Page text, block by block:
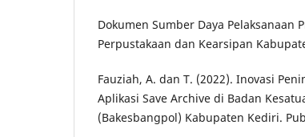
Dokumen Sumber Daya Pelaksanaan
Perpustakaan dan Kearsipan
Fauziah, A. dan T. (2022). Inovasi
Aplikasi Save Archive di Badan
(Bakesbangpol) Kabupaten Kediri.